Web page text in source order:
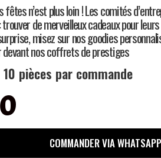
fêtes n’est plus loin ! Les comités
de merveilleux cadeaux pour
misez sur nos goodies
devant nos coffrets de prestiges
pièces par commande
COMMANDER VIA WHATSAPP